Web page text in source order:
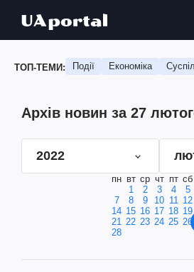
ТОП-ТЕМИ: Події Економіка
Архів новин за 27
2022
пн вт ср чт пт сб
1
2 3 4 5
7
8 9 10 11 12
14 15 16 17 18 19
21 22 23 24 25 26
28